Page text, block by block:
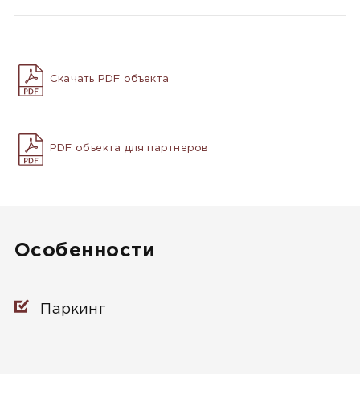
Скачать PDF объекта
PDF объекта для партнеров
Особенности
Паркинг